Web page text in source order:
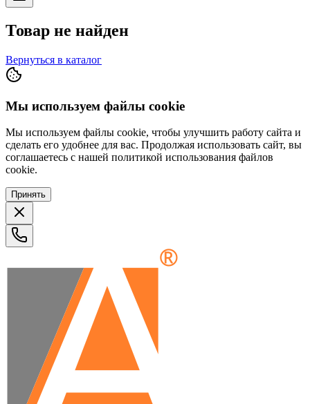
Товар не найден
Вернуться в каталог
Мы используем файлы cookie
Мы используем файлы cookie, чтобы улучшить работу сайта и
сделать его удобнее для вас. Продолжая использовать сайт, вы
соглашаетесь с нашей политикой использования файлов
cookie.
Принять